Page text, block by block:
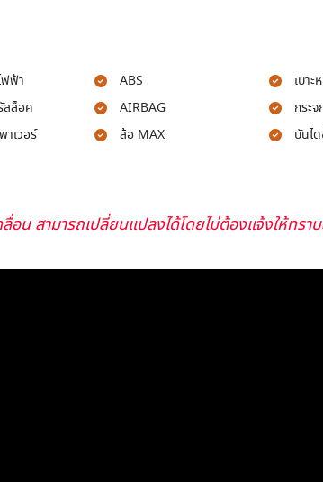
ฟฟ้า
ลล็อค
าเวอร์
ABS
AIRBAG
ล้อ MAX
เบาะ
กระ
บันไ
อน สามารถเปลี่ยนแปลงได้โดยไม่ต้องแจ้งให้ทร